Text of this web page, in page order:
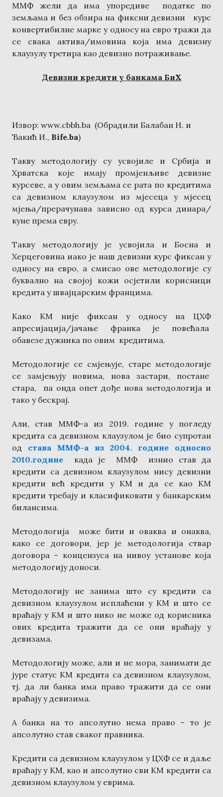
ММФ жели да има упоредиве податке по
земљама и без обзира на фиксни девизни курс
конвертибилне марке у односу на евро тражи да
се свака актива/имовина која има девизну
клаузулу третира као девизно потраживање.
Девизни кредити у банкама БиХ
Извор: www.cbbh.ba (Обрадили Балабан Н. и
Ђакић И., Bife.ba)
Такву методологију су усвојиле и Србија и
Хрватска које имају промјенљиве девизне
курсеве, а у овим земљама се рата по кредитима
са девизном клаузулом из мјесеца у мјесец
мјења/прерачунава зависно од курса динара/
куне према евру.
Такву методологију је усвојила и Босна и
Херцеговина иако је наш девизни курс фиксан у
односу на евро, а смисао ове методологије су
буквално на својој кожи осјетили корисници
кредита у швајцарским францима.
Како КМ није фиксан у односу на ЦХФ
апресијација/јачање франка је повећала
обавезе дужника по овим кредитима.
Методологије се смјењује, старе методологије
се замјењују новима, нова застари, постане
стара, па онда опет дође нова методологија и
тако у бескрај.
Али, став ММФ-а из 2019. године у погледу
кредита са девизном клаузулом је био супротан
од става ММФ-а из 2004. године односно
2010.године када је ММФ изнио став да
кредити са девизном клаузулом нису девизни
кредити већ кредити у КМ и да се као КМ
кредити требају и класификовати у банкарским
билансима.
Методологија може бити и оваква и онаква,
како се договори, јер је методологија ствар
договора – концензуса на нивоу установе која
методологију доноси.
Методологију не занима што су кредити са
девизном клаузулом исплаћени у КМ и што се
враћају у КМ и што нико не може од корисника
ових кредита тражити да се они враћају у
девизама.
Методологију може, али и не мора, занимати де
јуре статус КМ кредита са девизном клаузулом,
тј. да ли банка има право тражити да се они
враћају у девизима.
А банка на то апсолутно нема право – то је
апсолутно став сваког правника.
Кредити са девизном клаузулом у ЦХФ се и даље
враћају у КМ, као и апсолутно сви КМ кредити са
девизном клаузулом у еврима.